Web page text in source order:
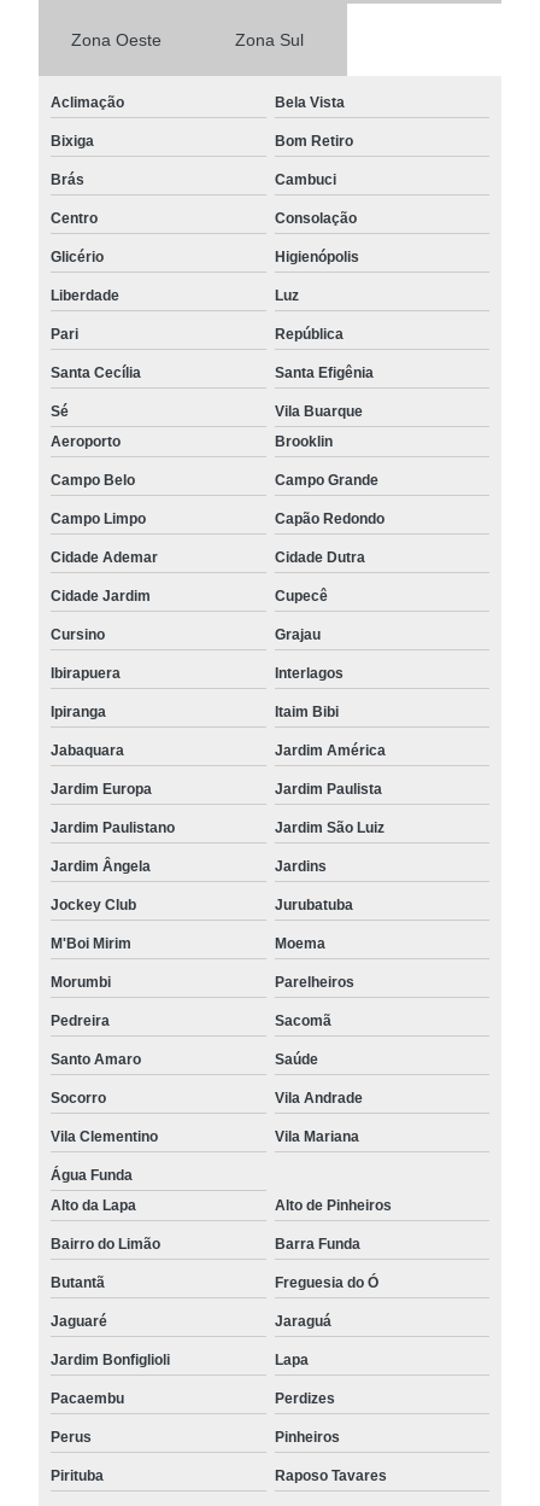
Zona Oeste Zona Sul
Aclimação Bela Vista
Bixiga Bom Retiro
Brás Cambuci
Centro Consolação
Glicério Higienópolis
Liberdade Luz
Pari República
Santa Cecília Santa Efigênia
Sé
Vila Buarque
Aeroporto
Brooklin
Campo Belo Campo Grande
Campo Limpo Capão Redondo
Cidade Ademar Cidade Dutra
Cidade Jardim Cupecê
Cursino Grajau
Ibirapuera Interlagos
Ipiranga Itaim Bibi
Jabaquara Jardim América
Jardim Europa Jardim Paulista
Jardim Paulistano Jardim São Luiz
Jardim Ângela Jardins
Jockey Club Jurubatuba
M'Boi Mirim Moema
Morumbi Parelheiros
Pedreira Sacomã
Santo Amaro Saúde
Socorro Vila Andrade
Vila Clementino Vila Mariana
Água Funda
Alto da Lapa
Alto de Pinheiros
Bairro do Limão Barra Funda
Butantã Freguesia do Ó
Jaguaré Jaraguá
Jardim Bonfiglioli Lapa
Pacaembu Perdizes
Perus Pinheiros
Pirituba Raposo Tavares